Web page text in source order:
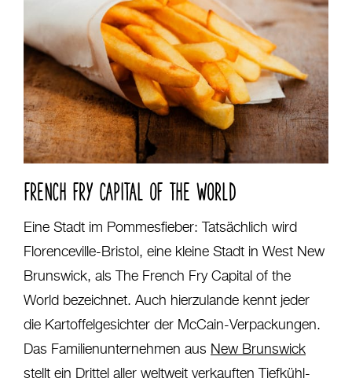
FRENCH FRY CAPITAL OF THE WORLD
Eine Stadt im Pommesfieber: Tatsächlich wird
Florenceville-Bristol, eine kleine Stadt in West New
Brunswick, als The French Fry Capital of the
World bezeichnet. Auch hierzulande kennt jeder
die Kartoffelgesichter der McCain-Verpackungen.
Das Familienunternehmen aus New Brunswick
stellt ein Drittel aller weltweit verkauften Tiefkühl-